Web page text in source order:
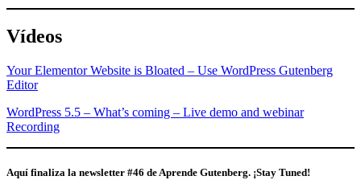
Vídeos
Your Elementor Website is Bloated – Use WordPress Gutenberg
Editor
WordPress 5.5 – What’s coming – Live demo and webinar
Recording
Aquí finaliza la newsletter #46 de Aprende Gutenberg. ¡Stay Tuned!